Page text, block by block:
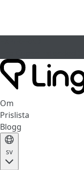
Om
Prislista
Blogg
sv